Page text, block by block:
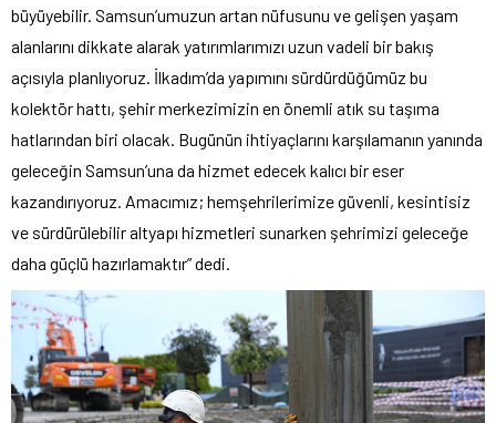
büyüyebilir. Samsun’umuzun artan nüfusunu ve gelişen yaşam
alanlarını dikkate alarak yatırımlarımızı uzun vadeli bir bakış
açısıyla planlıyoruz. İlkadım’da yapımını sürdürdüğümüz bu
kolektör hattı, şehir merkezimizin en önemli atık su taşıma
hatlarından biri olacak. Bugünün ihtiyaçlarını karşılamanın yanında
geleceğin Samsun’una da hizmet edecek kalıcı bir eser
kazandırıyoruz. Amacımız; hemşehrilerimize güvenli, kesintisiz
ve sürdürülebilir altyapı hizmetleri sunarken şehrimizi geleceğe
daha güçlü hazırlamaktır” dedi.